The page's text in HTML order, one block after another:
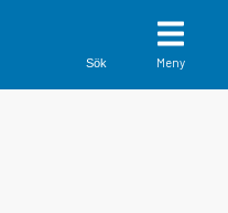
Sök Meny